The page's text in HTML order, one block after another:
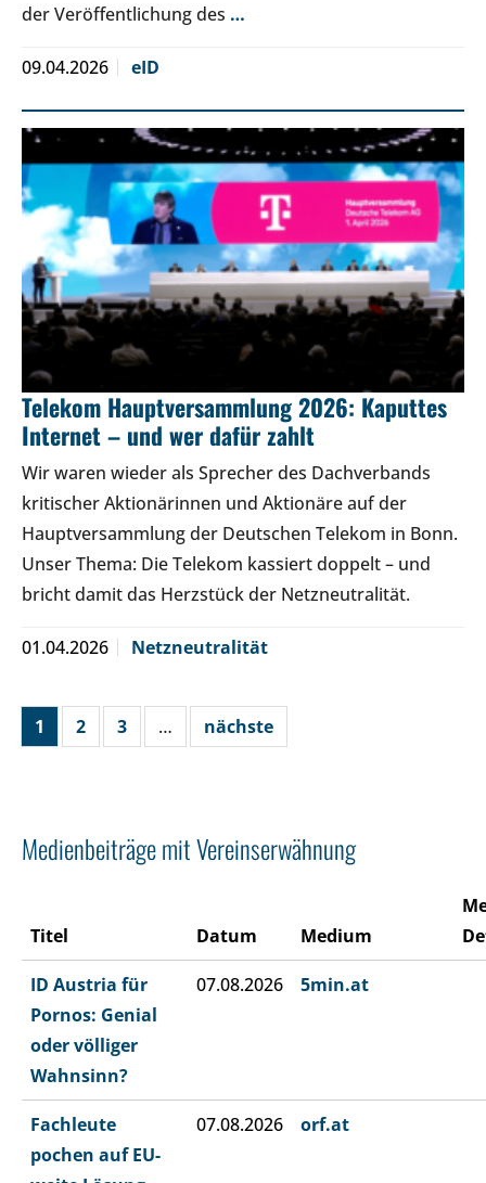
der Veröffentlichung des …
09.04.2026 eID
Telekom Hauptversammlung 2026: Kaputtes
Internet – und wer dafür zahlt
Wir waren wieder als Sprecher des Dachverbands
kritischer Aktionärinnen und Aktionäre auf der
Hauptversammlung der Deutschen Telekom in Bonn.
Unser Thema: Die Telekom kassiert doppelt – und
bricht damit das Herzstück der Netzneutralität.
01.04.2026 Netzneutralität
1 2 3 … nächste
Medienbeiträge mit Vereinserwähnung
Titel Datum Medium
ID Austria für
Pornos: Genial
oder völliger
Wahnsinn?
07.08.2026 5min.at
Fachleute
pochen auf EU-
07.08.2026 orf.at